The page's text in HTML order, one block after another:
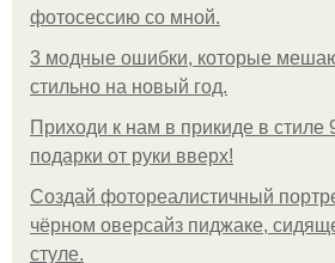
фотосессию со мной.
3 модные ошибки, которые
стильно на новый год.
Приходи к нам в прикиде в стиле
подарки от руки вверх!
Создай фотореалистичный
чёрном оверсайз пиджаке,
стуле.